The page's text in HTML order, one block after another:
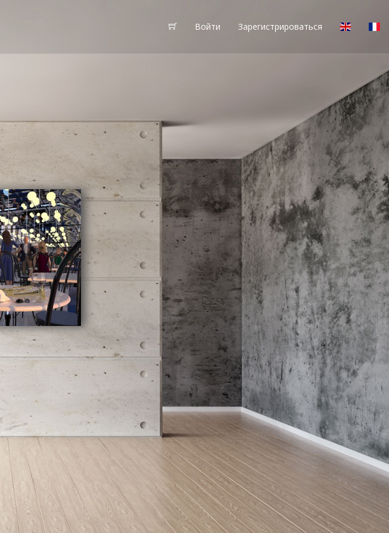
Войти Зарегистрироваться